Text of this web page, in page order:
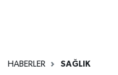
HABERLER SAĞLIK